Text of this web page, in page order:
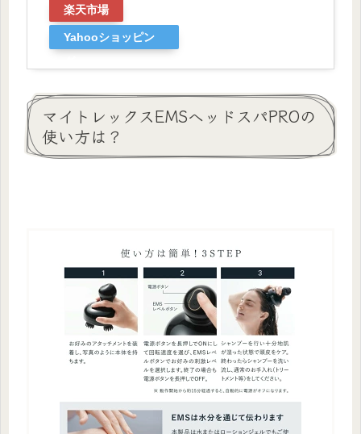
楽天市場
Yahooショッピン
マイトレックスEMSヘッドスパPROの
使い方は？